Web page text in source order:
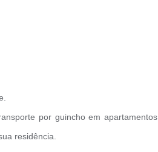
por guincho em apartamentos.
residência.